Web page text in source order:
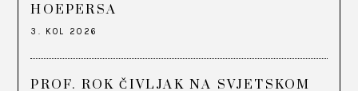
HOEPERSA
3. KOL 2026
PROF. ROK ČIVLJAK NA SVJETSKOM